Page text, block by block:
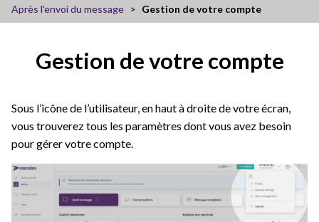
Après l'envoi du message
Gestion de votre compte
Gestion de votre compte
Sous l’icône de l’utilisateur, en haut à droite de votre écran,
vous trouverez tous les paramètres dont vous avez besoin
pour gérer votre compte.